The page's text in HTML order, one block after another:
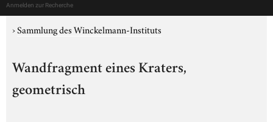
Anmelden zur Recherche
›Sammlung des Winckelmann-Instituts
Wandfragment eines Kraters,
geometrisch